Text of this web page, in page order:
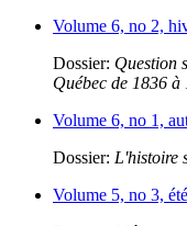
Volume 6, no 2,
Dossier: Question
Québec de 1836 à
Volume 6, no 1,
Dossier: L'histoire
Volume 5, no 3,